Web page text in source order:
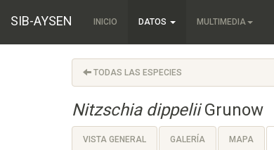
SIB-AYSEN INICIO DATOS MULTIMEDIA
TODAS LAS ESPECIES
Nitzschia dippeliiGrunow
VISTA GENERAL GALERÍA MAPA